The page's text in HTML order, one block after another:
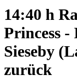
14:40 h
Princess
Sieseby
zurück